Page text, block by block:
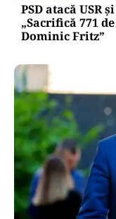
PSD atacă USR
„Sacrifică 771
Dominic Fritz”